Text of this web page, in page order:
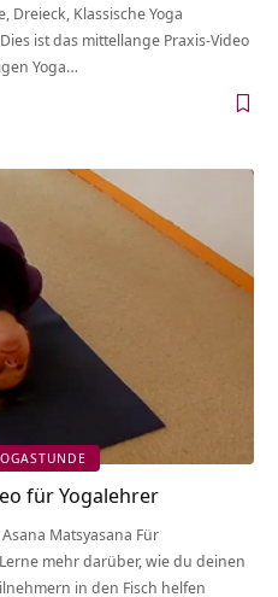
Dreieck, Klassische Yoga
ist das mittellange Praxis-Video
Yoga…
für Yogalehrer
Matsyasana Für
mehr darüber, wie du deinen
in den Fisch helfen